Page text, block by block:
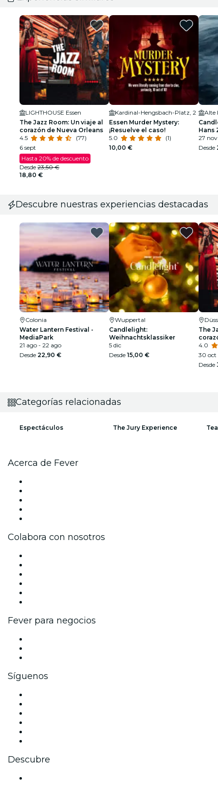
LIGHTHOUSE Essen
The Jazz Room: Un viaje al
corazón de Nueva Orleans
4.5
(77)
6 sept
Hasta 20% de descuento
Desde 23,50 €
18,80 €
Kardinal-Hengsbach-Platz, 2
Essen Murder Mystery:
¡Resuelve el caso!
5.0
(1)
10,00 €
Alte
Hans
27 nov
Desde
Descubre nuestras experiencias destacadas
Colonia
Water Lantern Festival -
MediaPark
21 ago - 22 ago
Desde 22,90 €
Wuppertal
Candlelight:
Weihnachtsklassiker
5 dic
Desde 15,00 €
The
4.0
30 oct
Desde
Categorías relacionadas
Espectáculos The Jury Experience
Acerca de Fever
Colabora con nosotros
Fever para negocios
Síguenos
Descubre